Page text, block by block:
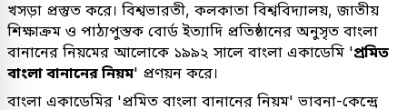
খসড়া প্রস্তুত করে। বিশ্বভারতী, কলকাতা বিশ্ববিদ্যালয়, জাতীয়
শিক্ষাক্রম ও পাঠ্যপুস্তক বোর্ড ইত্যাদি প্রতিষ্ঠানের অনুসৃত বাংলা
বানানের নিয়মের আলোকে ১৯৯২ সালে বাংলা একাডেমি 'প্রমিত
বাংলা বানানের নিয়ম' প্রণয়ন করে।
বাংলা একাডেমির 'প্রমিত বাংলা বানানের নিয়ম' ভাবনা-কেন্দ্রে